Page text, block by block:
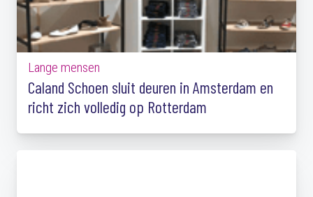
Lange mensen
Caland Schoen sluit deuren in Amsterdam en
richt zich volledig op Rotterdam